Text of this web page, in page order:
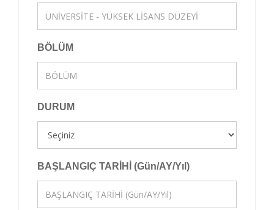
BÖLÜM
DURUM
BAŞLANGIÇ TARİHİ (Gün/AY/Yıl)